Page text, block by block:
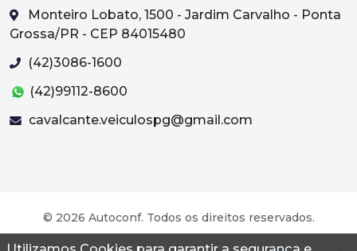
Monteiro Lobato, 1500 - Jardim Carvalho - Ponta
Grossa/PR - CEP 84015480
(42)3086-1600
(42)99112-8600
cavalcante.veiculospg@gmail.com
© 2026 Autoconf. Todos os direitos reservados.